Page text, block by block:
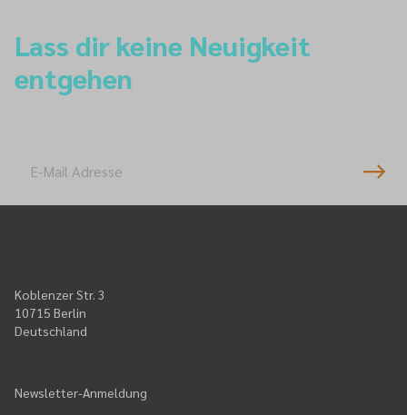
Lass dir keine Neuigkeit
entgehen
Koblenzer Str. 3
10715 Berlin
Deutschland
Newsletter-Anmeldung